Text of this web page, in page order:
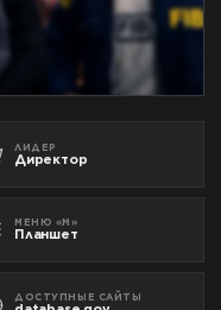
ЛИДЕР
Директор
МЕНЮ «М»
Планшет
ДОСТУПНЫЕ САЙТЫ